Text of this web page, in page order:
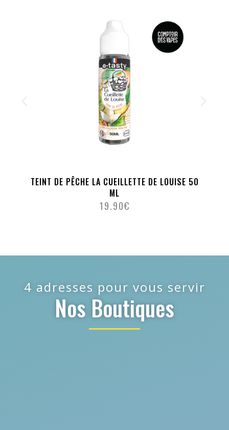
TEINT DE PÊCHE LA CUEILLETTE DE LOUISE 50
ML
19.90€
4 adresses pour vous servir
Nos Boutiques